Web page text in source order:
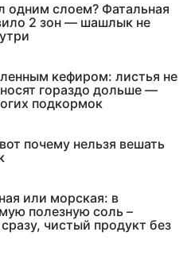
одним слоем? Фатальная
2 зон — шашлык не
кефиром: листья не
гораздо дольше —
подкормок
почему нельзя вешать
или морская: в
полезную соль –
чистый продукт без